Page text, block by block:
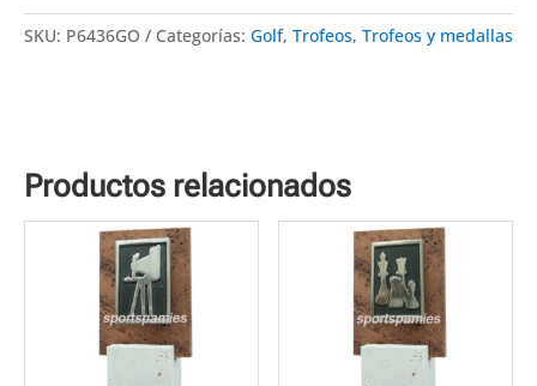
cantidad
SKU: P6436GO Categorías: Golf, Trofeos, Trofeos y medallas
Productos relacionados